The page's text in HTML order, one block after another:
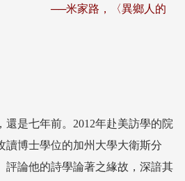
〈異鄉人的
是七年前。2012年赴美訪學的院
讀博士學位的加州大學大衛斯分
評論他的詩學論著之緣故，深諳其